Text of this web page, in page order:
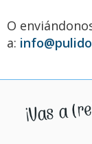
O
a: